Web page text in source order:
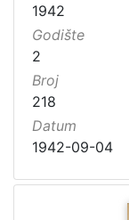
1942
Godište
2
Broj
218
Datum
1942-09-04